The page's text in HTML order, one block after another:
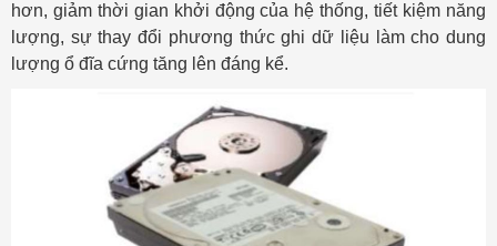
hơn, giảm thời gian khởi động của hệ thống, tiết kiệm năng
lượng, sự thay đổi phương thức ghi dữ liệu làm cho dung
lượng ổ đĩa cứng tăng lên đáng kể.